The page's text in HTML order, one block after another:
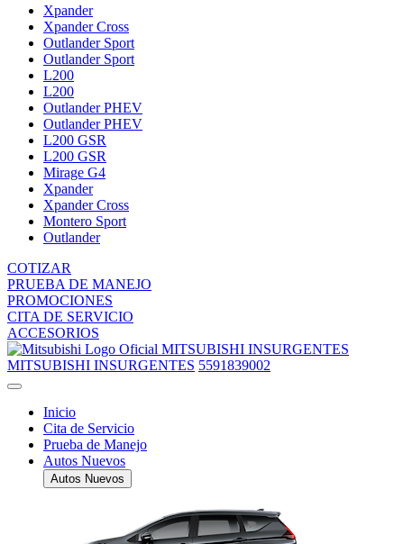
Xpander
Xpander Cross
Outlander Sport
Outlander Sport
L200
L200
Outlander PHEV
Outlander PHEV
L200 GSR
L200 GSR
Mirage G4
Xpander
Xpander Cross
Montero Sport
Outlander
COTIZAR
PRUEBA DE MANEJO
PROMOCIONES
CITA DE SERVICIO
ACCESORIOS
MITSUBISHI INSURGENTES
MITSUBISHI INSURGENTES 5591839002
Inicio
Cita de Servicio
Prueba de Manejo
Autos Nuevos
Autos Nuevos